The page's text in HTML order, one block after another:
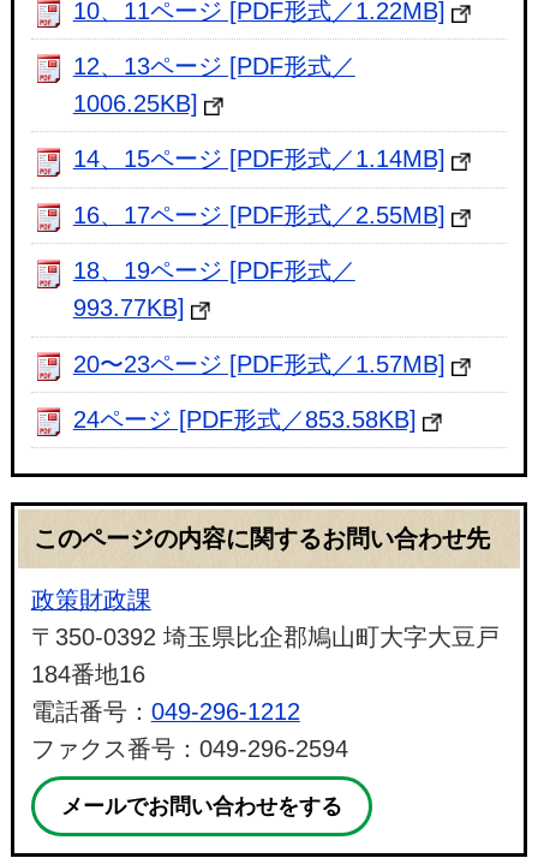
10、11ページ [PDF形式／1.22MB]
12、13ページ [PDF形式／
1006.25KB]
14、15ページ [PDF形式／1.14MB]
16、17ページ [PDF形式／2.55MB]
18、19ページ [PDF形式／
993.77KB]
20〜23ページ [PDF形式／1.57MB]
24ページ [PDF形式／853.58KB]
このページの内容に関するお問い合わせ先
政策財政課
〒350-0392 埼玉県比企郡鳩山町大字大豆戸
184番地16
電話番号： 049-296-1212
ファクス番号：049-296-2594
メールでお問い合わせをする